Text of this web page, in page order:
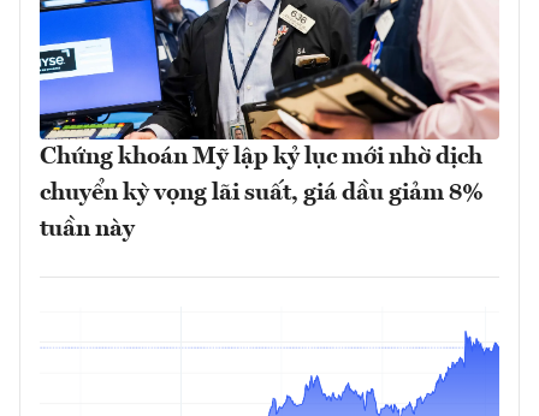
Chứng khoán Mỹ lập kỷ lục mới nhờ dịch
chuyển kỳ vọng lãi suất, giá dầu giảm 8%
tuần này